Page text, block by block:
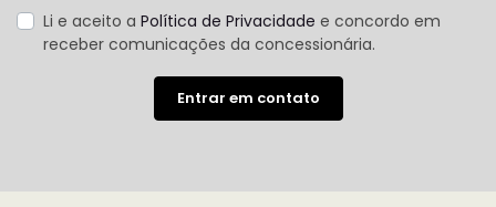
Li e aceito a Política de Privacidade e concordo em
receber comunicações da concessionária.
Entrar em contato